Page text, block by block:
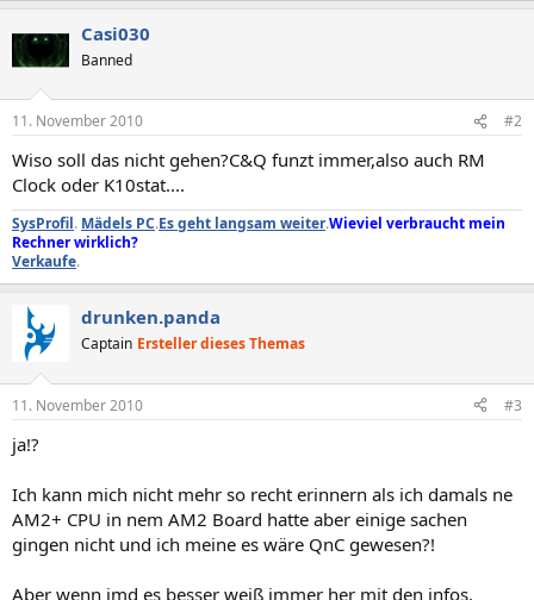
Casi030
Banned
11. November 2010 #2
Wiso soll das nicht gehen?C&Q funzt immer,also auch RM
Clock oder K10stat....
SysProfil. Mädels PC.Es geht langsam weiter.Wieviel verbraucht mein
Rechner wirklich?
Verkaufe.
drunken.panda
Captain Ersteller dieses Themas
11. November 2010 #3
ja!?
Ich kann mich nicht mehr so recht erinnern als ich damals ne
AM2+ CPU in nem AM2 Board hatte aber einige sachen
gingen nicht und ich meine es wäre QnC gewesen?!
Aber wenn jmd es besser weiß immer her mit den infos.